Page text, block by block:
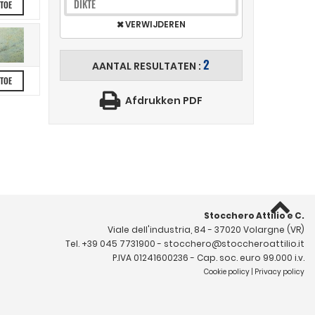
DIKTE
VERWIJDEREN
AANTAL RESULTATEN :2
Afdrukken PDF
Stocchero Attilio e C.
Viale dell'industria, 84 - 37020 Volargne (VR)
Tel. +39 045 7731900- stocchero@stoccheroattilio.it
P.IVA 01241600236 - Cap. soc. euro 99.000 i.v.
Cookie policy | Privacy policy